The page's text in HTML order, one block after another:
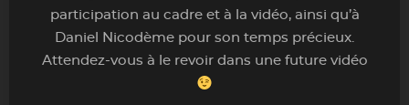
participation au cadre et à la vidéo, ainsi qu’à
Daniel Nicodème pour son temps précieux.
Attendez-vous à le revoir dans une future vidéo